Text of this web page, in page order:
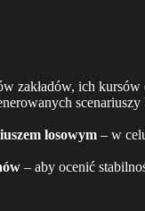
zakładów, ich
losowym – w
– aby ocenić